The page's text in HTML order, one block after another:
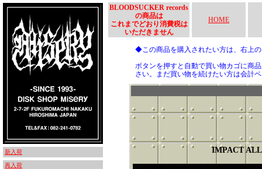
新入荷
再入荷
BLOODSUCKER records
の商品は
これまでどおり消費税は
いただきません
HOME
◆この商品を購入されたい方は、右上
ボタンを押すと自動で買い物カゴに商
さい。まだ買い物を続けたい方は会計
IMPACT